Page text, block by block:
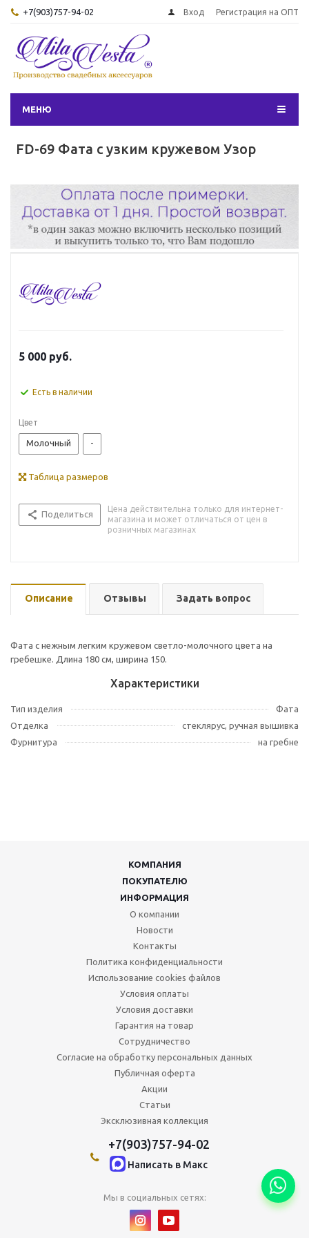
+7(903)757-94-02 Вход Регистрация на ОПТ
МЕНЮ
FD-69 Фата с узким кружевом Узор
5 000 руб.
Есть в наличии
Цвет
Молочный -
Таблица размеров
Поделиться
Цена действительна только для интернет-
магазина и может отличаться от цен в
розничных магазинах
Описание Отзывы Задать вопрос
Фата с нежным легким кружевом светло-молочного цвета на
гребешке. Длина 180 см, ширина 150.
Характеристики
Тип изделия
Фата
Отделка
стеклярус, ручная вышивка
Фурнитура
на гребне
КОМПАНИЯ
ПОКУПАТЕЛЮ
ИНФОРМАЦИЯ
О компании
Новости
Контакты
Политика конфиденциальности
Использование cookies файлов
Условия оплаты
Условия доставки
Гарантия на товар
Сотрудничество
Согласие на обработку персональных данных
Публичная оферта
Акции
Статьи
Эксклюзивная коллекция
+7(903)757-94-02
Написать в Maкс
Мы в социальных сетях: